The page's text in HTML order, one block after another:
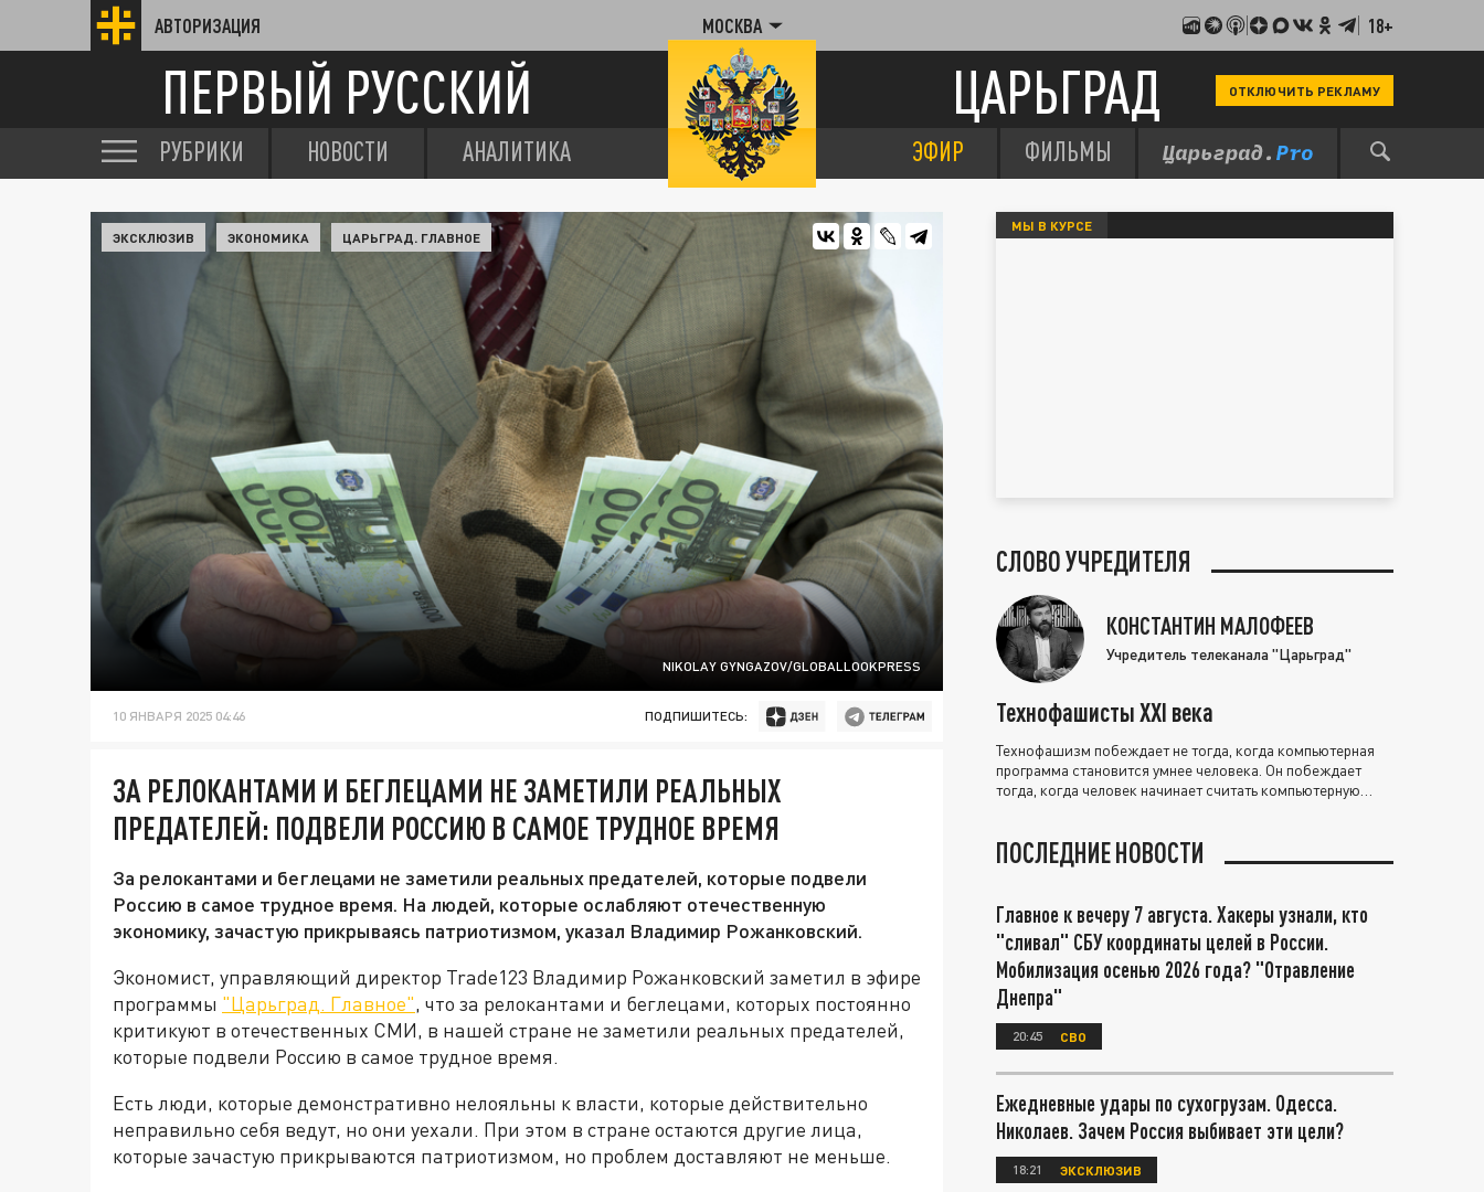
АВТОРИЗАЦИЯ МОСКВА 18+
ПЕРВЫЙ РУССКИЙ ЦАРЬГРАД ОТКЛЮЧИТЬ РЕКЛАМУ
РУБРИКИ НОВОСТИ АНАЛИТИКА ЭФИР ФИЛЬМЫ
NIKOLAY GYNGAZOV/GLOBALLOOKPRESS
ЭКСКЛЮЗИВ ЭКОНОМИКА ЦАРЬГРАД. ГЛАВНОЕ
10 ЯНВАРЯ 2025 04:46 ПОДПИШИТЕСЬ:
ЗА РЕЛОКАНТАМИ И БЕГЛЕЦАМИ НЕ ЗАМЕТИЛИ РЕАЛЬНЫХ
ПРЕДАТЕЛЕЙ: ПОДВЕЛИ РОССИЮ В САМОЕ ТРУДНОЕ ВРЕМЯ
За релокантами и беглецами не заметили реальных предателей, которые подвели
Россию в самое трудное время. На людей, которые ослабляют отечественную
экономику, зачастую прикрываясь патриотизмом, указал Владимир Рожанковский.
Экономист, управляющий директор Trade123 Владимир Рожанковский заметил в эфире
программы "Царьград. Главное", что за релокантами и беглецами, которых постоянно
критикуют в отечественных СМИ, в нашей стране не заметили реальных предателей,
которые подвели Россию в самое трудное время.
Есть люди, которые демонстративно нелояльны к власти, которые действительно
неправильно себя ведут, но они уехали. При этом в стране остаются другие лица,
которые зачастую прикрываются патриотизмом, но проблем доставляют не меньше.
МЫ В КУРСЕ
СЛОВО УЧРЕДИТЕЛЯ
КОНСТАНТИН МАЛОФЕЕВ
Учредитель телеканала "Царьград"
Технофашисты XXI века
Технофашизм побеждает не тогда, когда компьютерная
программа становится умнее человека. Он побеждает
тогда, когда человек начинает считать компьютерную
ПОСЛЕДНИЕ НОВОСТИ
Главное к вечеру 7 августа. Хакеры узнали, кто
"сливал" СБУ координаты целей в России.
Мобилизация осенью 2026 года? "Отравление
Днепра"
20:45 СВО
Ежедневные удары по сухогрузам. Одесса.
Николаев. Зачем Россия выбивает эти цели?
18:21 ЭКСКЛЮЗИВ